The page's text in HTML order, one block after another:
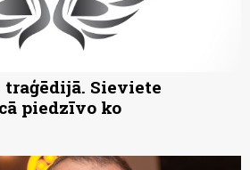
traģēdijā. Sieviete
piedzīvo ko